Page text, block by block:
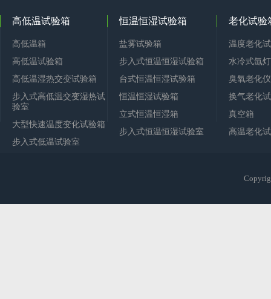
高低温试验箱
高低温箱
高低温试验箱
高低温湿热交变试验箱
步入式高低温交变湿热试
验室
大型快速温度变化试验箱
步入式低温试验室
恒温恒湿试验箱
盐雾试验箱
步入式恒温恒湿试验箱
台式恒温恒湿试验箱
恒温恒湿试验箱
立式恒温恒湿箱
步入式恒温恒湿试验室
老化试验
温度老化
水冷式氙
臭氧老化仪
换气老化
真空箱
高温老化